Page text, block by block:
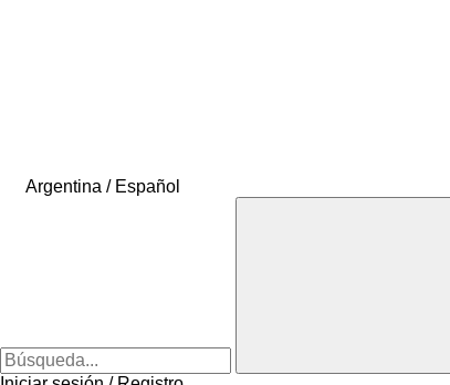
Argentina / Español